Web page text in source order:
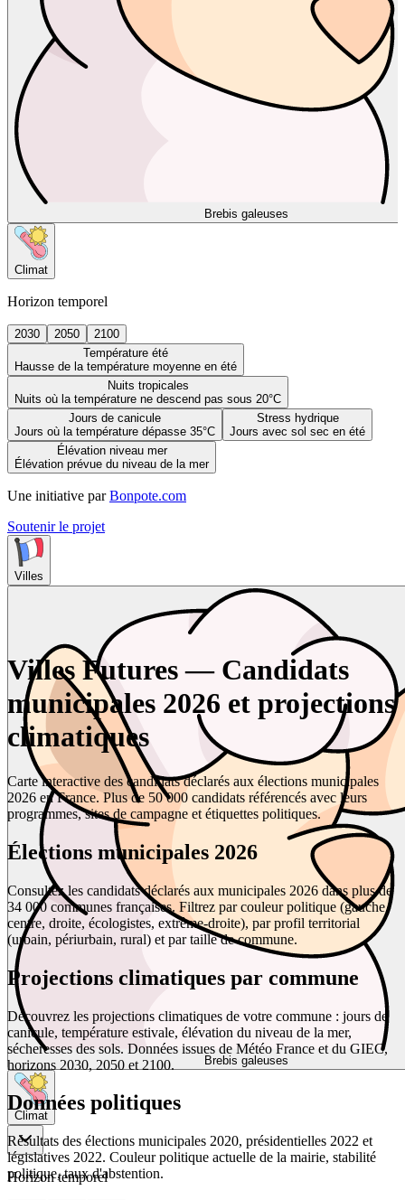
Brebis galeuses
Climat
Horizon temporel
2030 2050
2100
Température été
Hausse de la température moyenne en été
Nuits tropicales
Nuits où la température ne descend pas sous 20°C
Jours de canicule
Jours où la température dépasse 35°C
Stress hydrique
Jours avec sol sec en été
Élévation niveau mer
Élévation prévue du niveau de la mer
Une initiative par Bonpote.com
Soutenir le projet
Villes
Brebis galeuses
Climat
Horizon temporel
Villes Futures — Candidats
municipales 2026 et projections
climatiques
Carte interactive des candidats déclarés aux élections municipales
2026 en France. Plus de 50 000 candidats référencés avec leurs
programmes, sites de campagne et étiquettes politiques.
Élections municipales 2026
Consultez les candidats déclarés aux municipales 2026 dans plus de
34 000 communes françaises. Filtrez par couleur politique (gauche,
centre, droite, écologistes, extrême-droite), par profil territorial
(urbain, périurbain, rural) et par taille de commune.
Projections climatiques par commune
Découvrez les projections climatiques de votre commune : jours de
canicule, température estivale, élévation du niveau de la mer,
sécheresses des sols. Données issues de Météo France et du GIEC,
horizons 2030, 2050 et 2100.
Données politiques
Résultats des élections municipales 2020, présidentielles 2022 et
législatives 2022. Couleur politique actuelle de la mairie, stabilité
politique, taux d'abstention.